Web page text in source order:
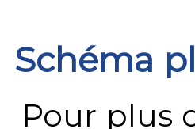
Schéma
Pour plus